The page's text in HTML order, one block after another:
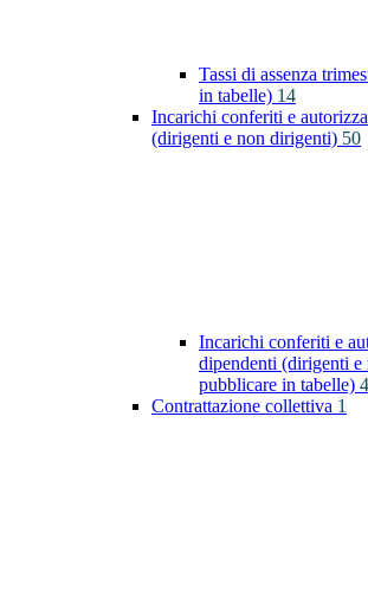
Tassi di assenza
in tabelle) 14
Incarichi conferiti e
(dirigenti e non dirigenti) 50
Incarichi conferiti e
dipendenti (dirigenti
pubblicare in tabelle)
Contrattazione collettiva 1